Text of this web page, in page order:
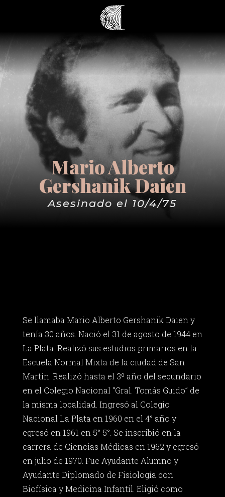
Mario Alberto
Gershanik Daien
Asesinado el 10/4/75
Se llamaba Mario Alberto Gershanik Daien y
tenía 30 años. Nació el 31 de agosto de 1944 en
La Plata. Realizó sus estudios primarios en la
Escuela Normal Mixta de la ciudad de San
Martín. Realizó hasta el 3º año del secundario
en el Colegio Nacional “Gral. Tomás Guido” de
la misma localidad. Ingresó al Colegio
Nacional La Plata en 1960 en el 4° año y
egresó en 1961 en 5° 5°. Se inscribió en la
carrera de Ciencias Médicas en 1962 y egresó
en julio de 1970. Fue Ayudante Alumno y
Ayudante Diplomado de Fisiología con
Biofísica y Medicina Infantil. Eligió como